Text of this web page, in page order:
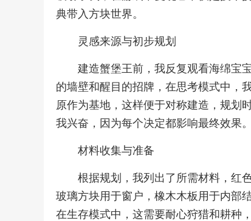
典带入方块世界。
灵感来源与初步规划
建造蟹堡王前，我反复观看海绵宝
的墙壁和醒目的招牌，在思考模式中，
原作为基地，这样便于对称建造，规划
我兴奋，因为每个决定都影响最终效果。
材料收集与准备
根据规划，我列出了所需材料，红
玻璃方块用于窗户，橡木木板用于内部
在生存模式中，这需要耐心狩猎和耕种